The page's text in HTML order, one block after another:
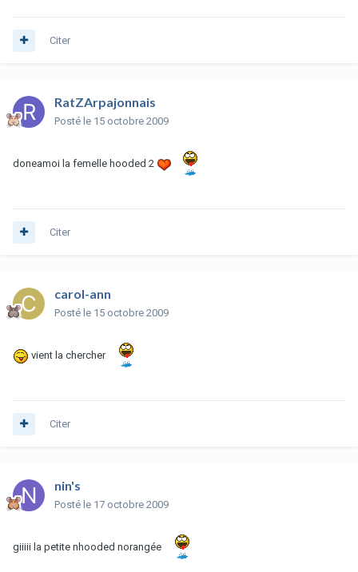
Citer
RatZArpajonnais
Posté le 15 octobre 2009
doneamoi la femelle hooded 2
Citer
carol-ann
Posté le 15 octobre 2009
vient la chercher
Citer
nin's
Posté le 17 octobre 2009
giiiii la petite nhooded norangée